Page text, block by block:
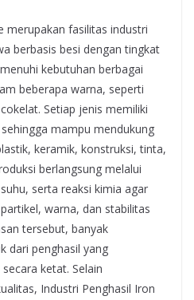
merupakan fasilitas industri
berbasis besi dengan tingkat
kebutuhan berbagai
beberapa warna, seperti
Setiap jenis memiliki
mampu mendukung
keramik, konstruksi, tinta,
berlangsung melalui
serta reaksi kimia agar
warna, dan stabilitas
tersebut, banyak
dari penghasil yang
ketat. Selain
Industri Penghasil Iron